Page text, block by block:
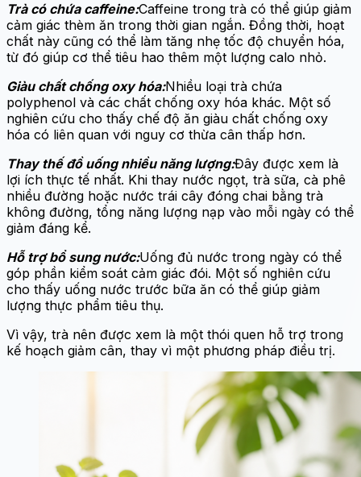
Trà có chứa caffeine:Caffeine trong trà có thể giúp giảm
cảm giác thèm ăn trong thời gian ngắn. Đồng thời, hoạt
chất này cũng có thể làm tăng nhẹ tốc độ chuyển hóa,
từ đó giúp cơ thể tiêu hao thêm một lượng calo nhỏ.
Giàu chất chống oxy hóa:Nhiều loại trà chứa
polyphenol và các chất chống oxy hóa khác. Một số
nghiên cứu cho thấy chế độ ăn giàu chất chống oxy
hóa có liên quan với nguy cơ thừa cân thấp hơn.
Thay thế đồ uống nhiều năng lượng:Đây được xem là
lợi ích thực tế nhất. Khi thay nước ngọt, trà sữa, cà phê
nhiều đường hoặc nước trái cây đóng chai bằng trà
không đường, tổng năng lượng nạp vào mỗi ngày có thể
giảm đáng kể.
Hỗ trợ bổ sung nước:Uống đủ nước trong ngày có thể
góp phần kiểm soát cảm giác đói. Một số nghiên cứu
cho thấy uống nước trước bữa ăn có thể giúp giảm
lượng thực phẩm tiêu thụ.
Vì vậy, trà nên được xem là một thói quen hỗ trợ trong
kế hoạch giảm cân, thay vì một phương pháp điều trị.